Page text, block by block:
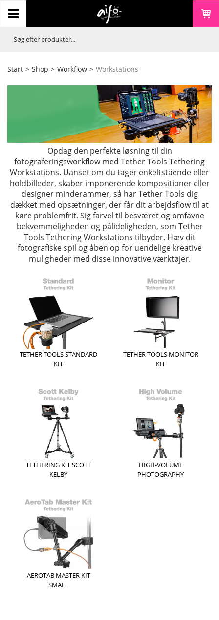
Start > Shop > Workflow > Workstations
Opdag den perfekte løsning til din
fotograferingsworkflow med Tether Tools Tethering
Workstations. Uanset om du tager enkeltstående eller
holdbilleder, skaber imponerende kompositioner eller
designer minderammer, så har Tether Tools dig
dækket med opsætninger, der får dit arbejdsflow til at
køre problemfrit. Sig farvel til besværet og omfavne
bekvemmeligheden og pålideligheden, som Tether
Tools Tethering Workstations tilbyder. Hæv dit
fotografiske spil og åben op for uendelige kreative
muligheder med disse innovative værktøjer.
TETHER TOOLS STANDARD
KIT
TETHER TOOLS MONITOR
KIT
TETHERING KIT SCOTT
KELBY
HIGH-VOLUME
PHOTOGRAPHY
AEROTAB MASTER KIT
SMALL